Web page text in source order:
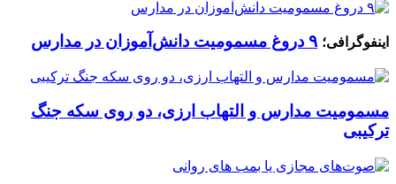
اینفوگرافی؛ ۹ دروغ مسمومیت دانش‌آموزان در مدارس
مسمومیت مدارس و التهاب ارزی، دو روی سکه جنگ
ترکیبی